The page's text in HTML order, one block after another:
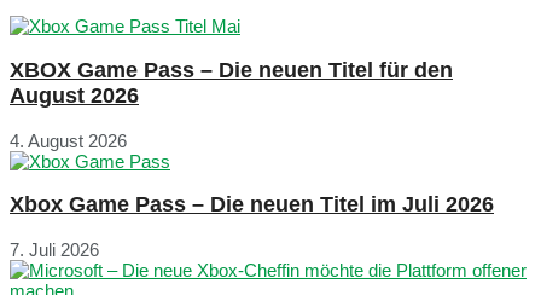
XBOX Game Pass – Die neuen Titel für den
August 2026
4. August 2026
Xbox Game Pass – Die neuen Titel im Juli 2026
7. Juli 2026